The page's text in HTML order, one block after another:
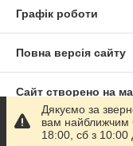
Графік роботи
Повна версія сайту
Сайт створено на
Політика
Дякуємо за
вам найближчим
18:00, сб з 10:00